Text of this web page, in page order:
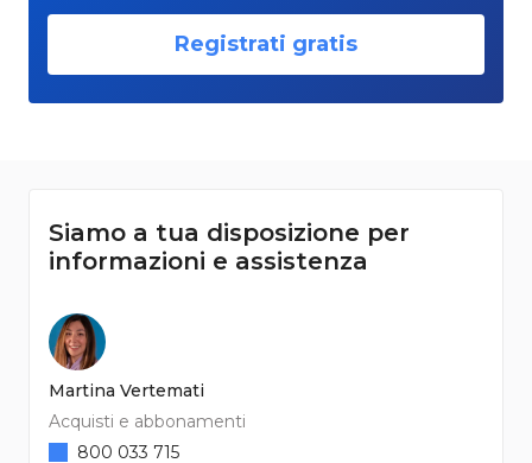
Registrati gratis
Siamo a tua disposizione per
informazioni e assistenza
Martina Vertemati
Acquisti e abbonamenti
800 033 715